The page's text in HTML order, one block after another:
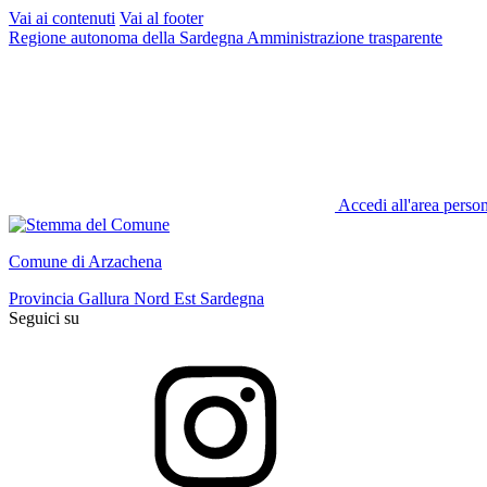
Vai ai contenuti Vai al footer
Regione autonoma della Sardegna Amministrazione trasparente
Accedi all'area
Comune di Arzachena
Provincia Gallura Nord Est Sardegna
Seguici su